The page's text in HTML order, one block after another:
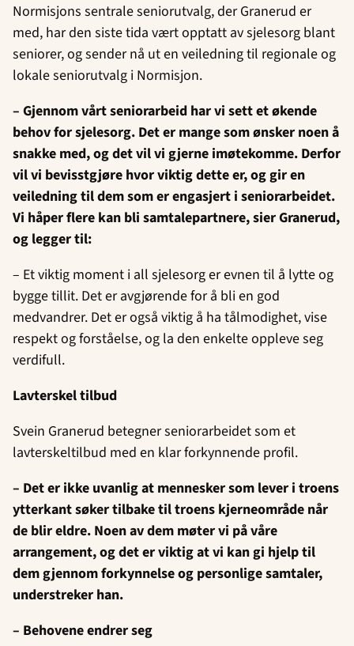
Normisjons sentrale seniorutvalg, der Granerud er
med, har den siste tida vært opptatt av sjelesorg blant
seniorer, og sender nå ut en veiledning til regionale og
lokale seniorutvalg i Normisjon.
– Gjennom vårt seniorarbeid har vi sett et økende
behov for sjelesorg. Det er mange som ønsker noen å
snakke med, og det vil vi gjerne imøtekomme. Derfor
vil vi bevisstgjøre hvor viktig dette er, og gir en
veiledning til dem som er engasjert i seniorarbeidet.
Vi håper flere kan bli samtalepartnere, sier Granerud,
og legger til:
– Et viktig moment i all sjelesorg er evnen til å lytte og
bygge tillit. Det er avgjørende for å bli en god
medvandrer. Det er også viktig å ha tålmodighet, vise
respekt og forståelse, og la den enkelte oppleve seg
verdifull.
Lavterskel tilbud
Svein Granerud betegner seniorarbeidet som et
lavterskeltilbud med en klar forkynnende profil.
– Det er ikke uvanlig at mennesker som lever i troens
ytterkant søker tilbake til troens kjerneområde når
de blir eldre. Noen av dem møter vi på våre
arrangement, og det er viktig at vi kan gi hjelp til
dem gjennom forkynnelse og personlige samtaler,
understreker han.
– Behovene endrer seg